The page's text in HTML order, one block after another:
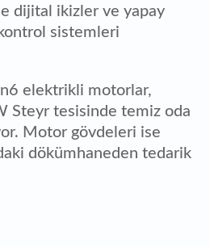
dijital ikizler ve yapay
sistemleri
elektrikli motorlar,
Steyr tesisinde temiz oda
Motor gövdeleri ise
dökümhaneden tedarik